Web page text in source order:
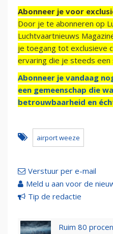
Abonneer je voor
Door je te abonneren op
Luchtvaartnieuws
je toegang tot exclusieve
ervaring die je steeds
Abonneer je vandaag
een gemeenschap die
betrouwbaarheid en
airport weeze
Verstuur per e-mail
Meld u aan voor de
Tip de redactie
Ruim 80